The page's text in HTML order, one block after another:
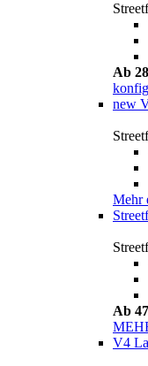
Ab
new
Mehr
Ab
V4